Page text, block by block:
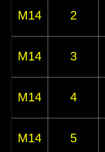
M14 2
M14 3
M14 4
M14 5